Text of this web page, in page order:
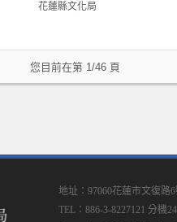
花蓮縣文化局
您目前在第 1/46 頁
地址：97060花蓮市文復路
TEL：886-3-8227121 分機